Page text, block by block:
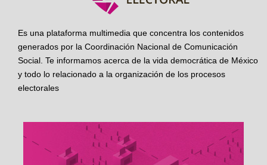
Es una plataforma multimedia que concentra los contenidos
generados por la Coordinación Nacional de Comunicación
Social. Te informamos acerca de la vida democrática de México
y todo lo relacionado a la organización de los procesos
electorales